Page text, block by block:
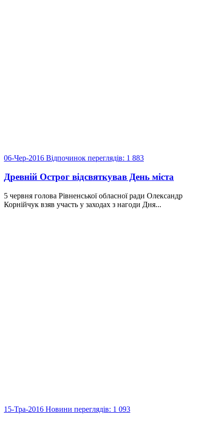
06-Чер-2016 Відпочинок переглядів: 1 883
Древній Острог відсвяткував День міста
5 червня голова Рівненської обласної ради Олександр
Корнійчук взяв участь у заходах з нагоди Дня...
15-Тра-2016 Новини переглядів: 1 093